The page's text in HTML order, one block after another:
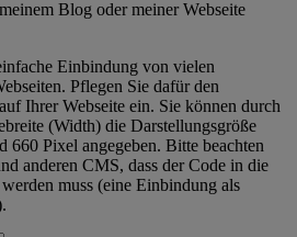
Blog oder meiner Webseite
Einbindung von vielen
Pflegen Sie dafür den
Ihrer Webseite ein. Sie können durch
(Width) die Darstellungsgröße
660 Pixel angegeben. Bitte beachten
anderen CMS, dass der Code in die
muss (eine Einbindung als